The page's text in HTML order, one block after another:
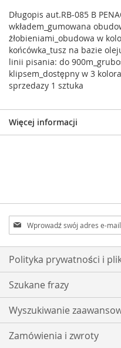
Długopis aut.RB-085 B
wkładem_gumowana
żłobieniami_obudowa w
końcówka_tusz na bazie
linii pisania: do
klipsem_dostępny w 3
sprzedazy 1 sztuka
Więcej informacji
Subskrybuj
nasz
newsletter:
Polityka prywatności i
Szukane frazy
Wyszukiwanie
Zamówienia i zwroty